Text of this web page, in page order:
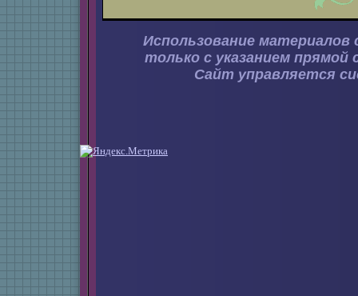
Использование материалов
только с указанием прямой
Сайт управляется